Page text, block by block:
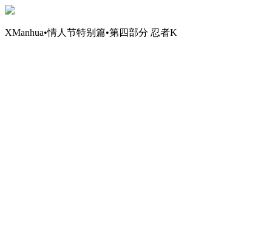
XManhua•情人节特别篇•第四部分 忍者K